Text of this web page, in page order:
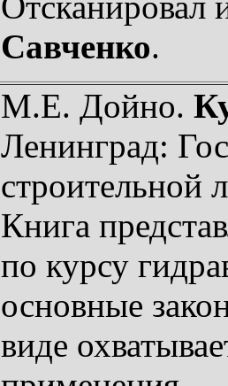
Савченко.
М.Е. Дойно.
Ленинград:
строительной
Книга
по курсу
основные
виде